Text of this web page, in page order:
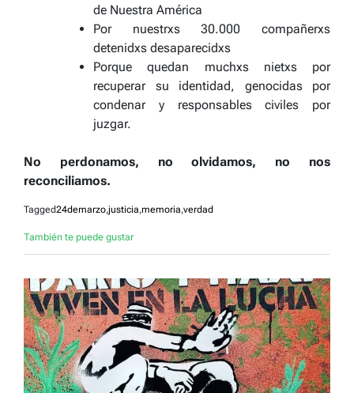
de Nuestra América
Por nuestrxs 30.000 compañerxs
detenidxs desaparecidxs
Porque quedan muchxs nietxs por
recuperar su identidad, genocidas por
condenar y responsables civiles por
juzgar.
No perdonamos, no olvidamos, no nos
reconciliamos.
Tagged24demarzo,justicia,memoria,verdad
También te puede gustar